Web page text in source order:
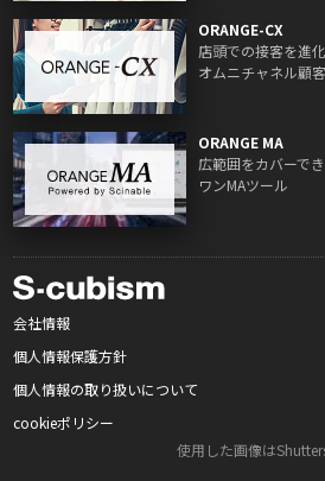
ORANGE-CX
店頭での接客を進
オムニチャネル顧
ORANGE MA
広範囲をカバーで
ワンMAツール
会社情報
個人情報保護方針
個人情報の取り扱いについて
cookieポリシー
使用した画像は